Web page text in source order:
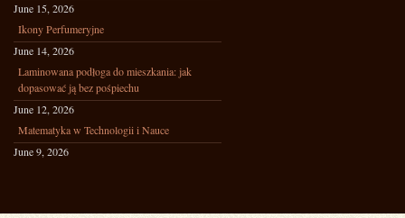
June 15, 2026
Ikony Perfumeryjne
June 14, 2026
Laminowana podłoga do mieszkania: jak
dopasować ją bez pośpiechu
June 12, 2026
Matematyka w Technologii i Nauce
June 9, 2026